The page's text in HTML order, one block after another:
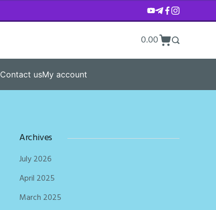
0.00
Contact usMy account
Archives
July 2026
April 2025
March 2025